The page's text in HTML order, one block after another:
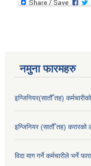
नमुना फारमहरु
इन्जिनियर(सातौँ तह)
इन्जिनियर (सातौँ तह) करारको
विदा माग गर्ने कर्मचारीले भर्ने